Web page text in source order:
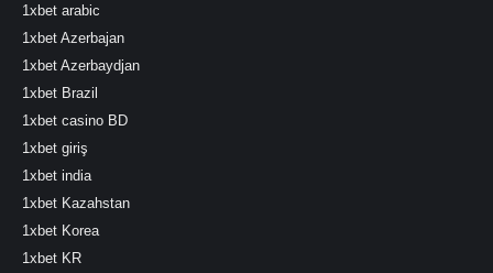
1xbet arabic
1xbet Azerbajan
1xbet Azerbaydjan
1xbet Brazil
1xbet casino BD
1xbet giriş
1xbet india
1xbet Kazahstan
1xbet Korea
1xbet KR